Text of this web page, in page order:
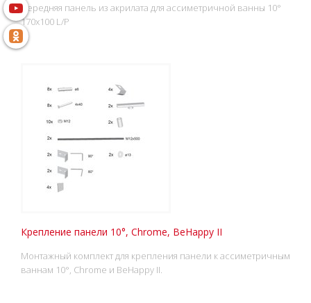
Передняя панель из акрилата для ассиметричной ванны 10°
170x100 L/P
Крепление панели 10°, Chrome, BeHappy II
Монтажный комплект для крепления панели к ассиметричным
ваннам 10°, Chrome и BeHappy II.